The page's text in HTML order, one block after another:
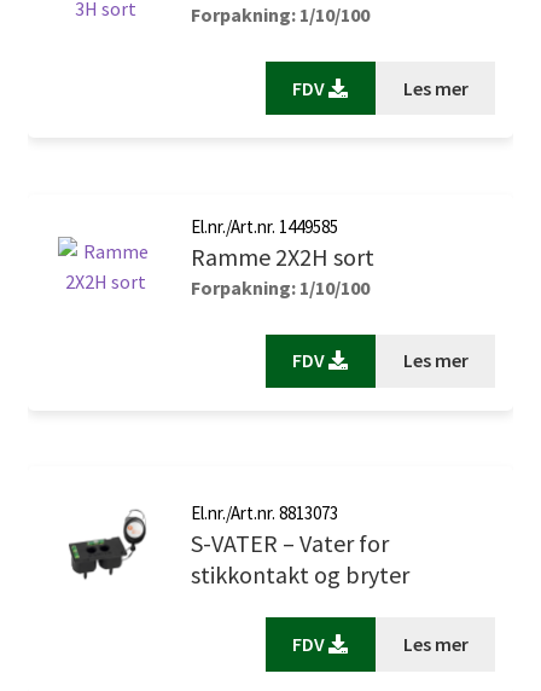
Forpakning: 1/10/100
FDV Les mer
El.nr./Art.nr. 1449585
Ramme 2X2H sort
Forpakning: 1/10/100
FDV Les mer
El.nr./Art.nr. 8813073
S-VATER – Vater for
stikkontakt og bryter
FDV Les mer